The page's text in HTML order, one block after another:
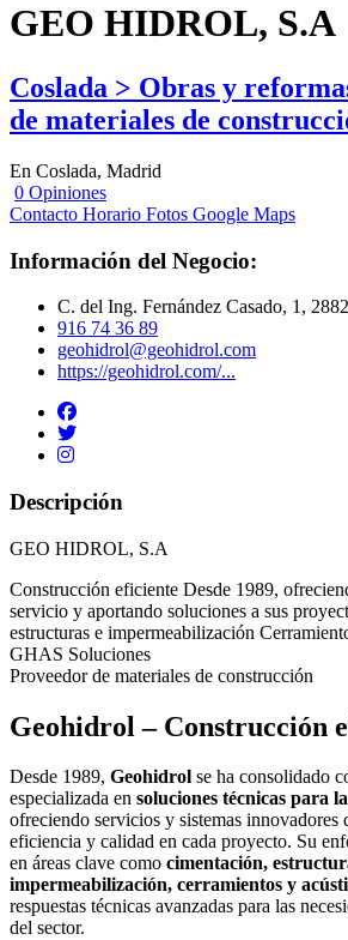
GEO HIDROL, S.A
Coslada > Obras y
de materiales de
En Coslada, Madrid
0 Opiniones
Contacto Horario Fotos Google Maps
Información del Negocio:
C. del Ing. Fernández Casado, 1,
916 74 36 89
geohidrol@geohidrol.com
https://geohidrol.com/...
Descripción
GEO HIDROL, S.A
Construcción eficiente Desde 1989,
servicio y aportando soluciones a sus
estructuras e impermeabilización
GHAS Soluciones
Proveedor de materiales de construcción
Geohidrol – Construcción
Desde 1989, Geohidrol se ha consolidado
especializada en soluciones técnicas para
ofreciendo servicios y sistemas innovadores
eficiencia y calidad en cada proyecto. Su
en áreas clave como cimentación,
impermeabilización, cerramientos y
respuestas técnicas avanzadas para las
del sector.